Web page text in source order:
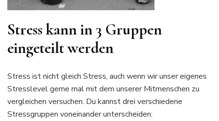
Stress kann in 3 Gruppen
eingeteilt werden
Stress ist nicht gleich Stress, auch wenn wir unser eigenes
Stresslevel gerne mal mit dem unserer Mitmenschen zu
vergleichen versuchen. Du kannst drei verschiedene
Stressgruppen voneinander unterscheiden: